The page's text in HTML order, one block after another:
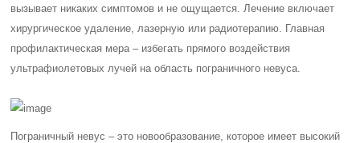
вызывает никаких симптомов и не ощущается. Лечение включает
хирургическое удаление, лазерную или радиотерапию. Главная
профилактическая мера – избегать прямого воздействия
ультрафиолетовых лучей на область пограничного невуса.
Пограничный невус – это новообразование, которое имеет высокий